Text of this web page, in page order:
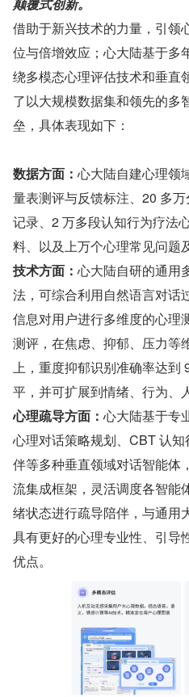
借助于新兴技术的力量，引领
位与倍增效应；心大陆基于多
绕多模态心理评估技术和垂直
了以大规模数据集和领先的多
垒，具体表现如下：
数据方面： 心大陆自建心理领
量表测评与反馈标注、20 多
记录、2 万多段认知行为疗法
料、以及上万个心理常见问题
技术方面： 心大陆自研的通用
法，可综合利用自然语言对话
信息对用户进行多维度的心理
测评，在焦虑、抑郁、压力等
上，重度抑郁识别准确率达到
平，并可扩展到情绪、行为、
心理疏导方面： 心大陆基于专
心理对话策略规划、CBT 认
伴等多种垂直领域对话智能体
流集成框架，灵活调度各智能
绪状态进行疏导陪伴，与通用
具有更好的心理专业性、引导
优点。